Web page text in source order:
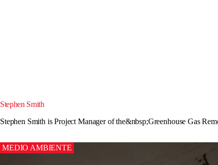
Stephen Smith
Stephen Smith is Project Manager of the&nbsp;Greenhouse Gas
MEDIO AMBIENTE